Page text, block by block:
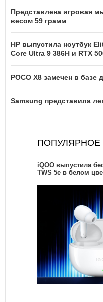
Представлена игровая
весом 59 грамм
HP выпустила ноутбук
Core Ultra 9 386H и RTX
POCO X8 замечен в
Samsung представила
iQOO выпустила
TWS 5e в белом